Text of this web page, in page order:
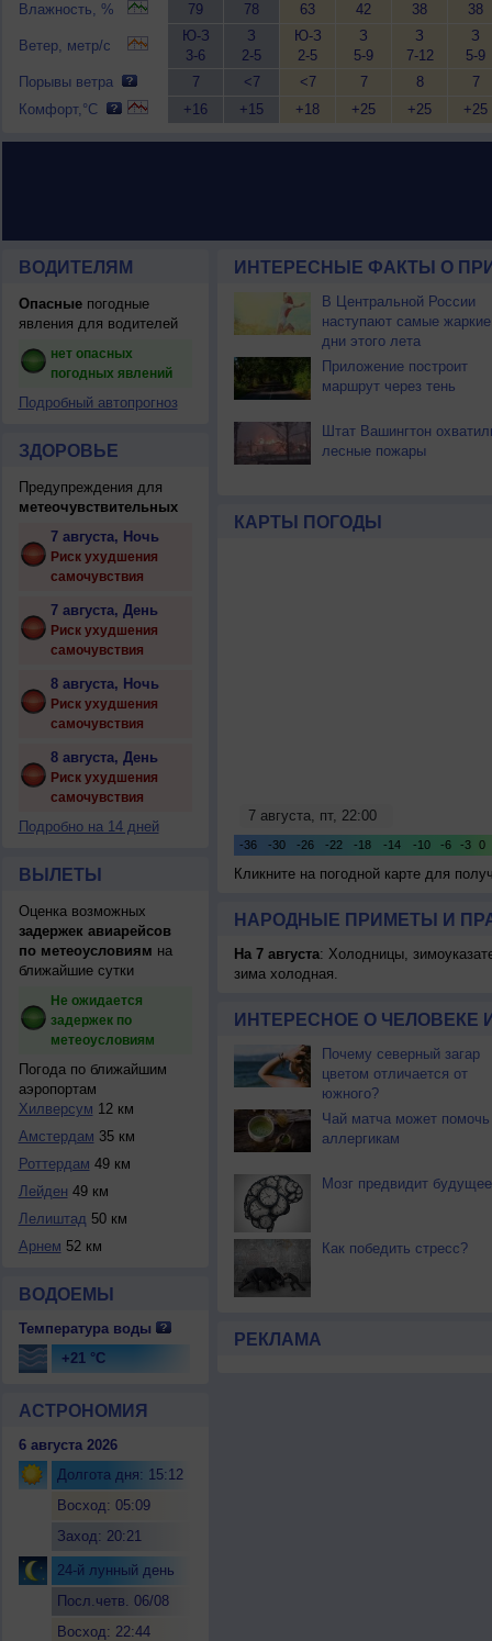
Влажность, %
Ветер, метр/с
Порывы ветра
Комфорт,°C
79
Ю-З
3-6
7
+16
78
З
2-5
<7
+15
63
Ю-З
2-5
<7
+18
42
З
5-9
7
+25
38
З
7-12
8
+25
38
З
5-9
7
+25
ВОДИТЕЛЯМ
Опасныепогодные
явления для водителей
нет опасных
погодных явлений
Подробный автопрогноз
ЗДОРОВЬЕ
Предупреждения для
метеочувствительных
7 августа, Ночь
Риск ухудшения
самочувствия
7 августа, День
Риск ухудшения
самочувствия
8 августа, Ночь
Риск ухудшения
самочувствия
8 августа, День
Риск ухудшения
самочувствия
Подробно на 14 дней
ВЫЛЕТЫ
Оценка возможных
задержек авиарейсов
по метеоусловиям на
ближайшие сутки
Не ожидается
задержек по
метеоусловиям
Погода по ближайшим
аэропортам
Хилверсум 12 км
Амстердам 35 км
Роттердам 49 км
Лейден 49 км
Лелиштад 50 км
Арнем 52 км
ВОДОЕМЫ
Температура воды
+21 °C
АСТРОНОМИЯ
6 августа 2026
Долгота дня: 15:12
Восход: 05:09
Заход: 20:21
24-й лунный день
Посл.четв. 06/08
Восход: 22:44
ИНТЕРЕСНЫЕ ФАКТЫ О
В Центральной России
наступают самые жаркие
дни этого лета
Приложение построит
маршрут через тень
Штат Вашингтон
лесные пожары
КАРТЫ ПОГОДЫ
Кликните на погодной карте для
НАРОДНЫЕ ПРИМЕТЫ И
На 7 августа: Холодницы,
зима холодная.
ИНТЕРЕСНОЕ О ЧЕЛОВЕКЕ
Почему северный загар
цветом отличается от
южного?
Чай матча может помочь
аллергикам
Мозг предвидит будущее
Как победить стресс?
РЕКЛАМА